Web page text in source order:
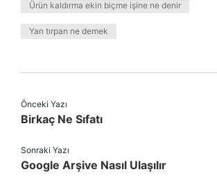
Ürün kaldırma ekin biçme işine ne denir
Yan tırpan ne demek
Önceki Yazı
Birkaç Ne Sıfatı
Sonraki Yazı
Google Arşive Nasıl Ulaşılır